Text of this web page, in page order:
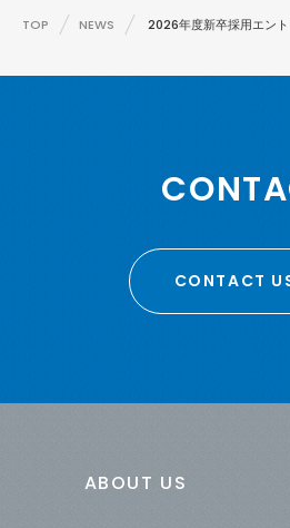
TOP NEWS 2026年度新卒採用エン
CONTACT
ABOUT US